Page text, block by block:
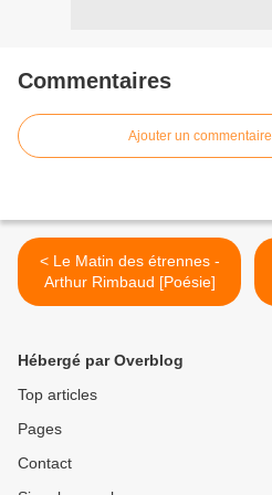
Commentaires
Ajouter un commentaire
< Le Matin des étrennes -
Arthur Rimbaud [Poésie]
Hébergé par Overblog
Top articles
Pages
Contact